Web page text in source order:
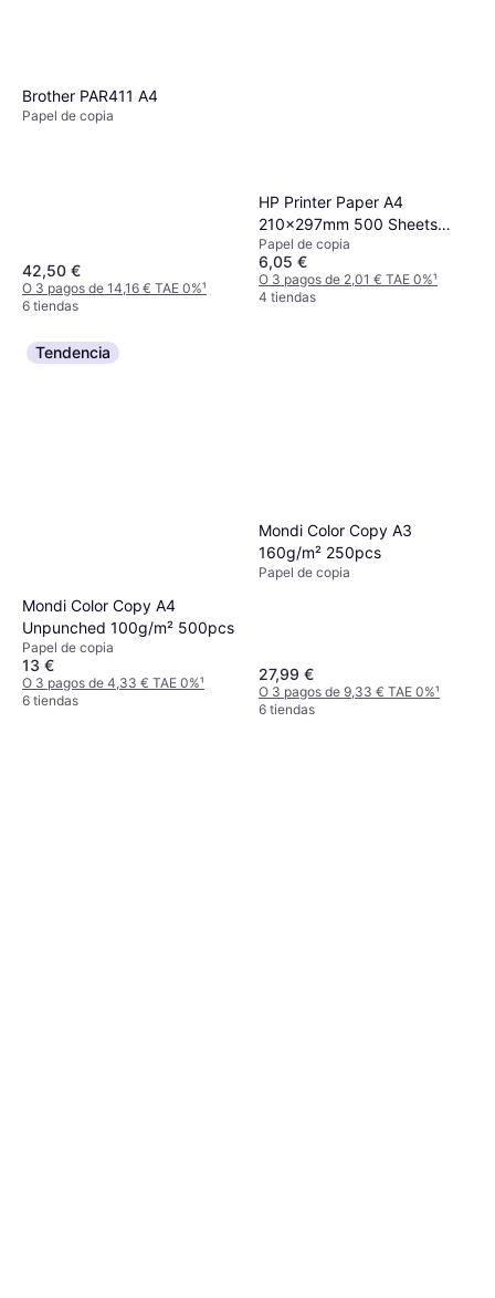
Brother PAR411 A4
Papel de copia
42,50 €
O 3 pagos de 14,16 € TAE 0%¹
6 tiendas
HP Printer Paper A4
210x297mm 500 Sheets
80g/m² 500pcs
Papel de copia
6,05 €
O 3 pagos de 2,01 € TAE 0%¹
4 tiendas
Tendencia
Mondi Color Copy A4
Unpunched 100g/m² 500pcs
Papel de copia
13 €
O 3 pagos de 4,33 € TAE 0%¹
6 tiendas
Mondi Color Copy A3
160g/m² 250pcs
Papel de copia
27,99 €
O 3 pagos de 9,33 € TAE 0%¹
6 tiendas